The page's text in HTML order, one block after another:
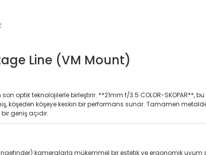
Line (VM Mount)
optik teknolojilerle birleştirir. **21mm f/3.5 COLOR-SKOPAR**,
köşeden köşeye keskin bir performans sunar. Tamamen
geniş açıdır.
kameralarla mükemmel bir estetik ve ergonomik